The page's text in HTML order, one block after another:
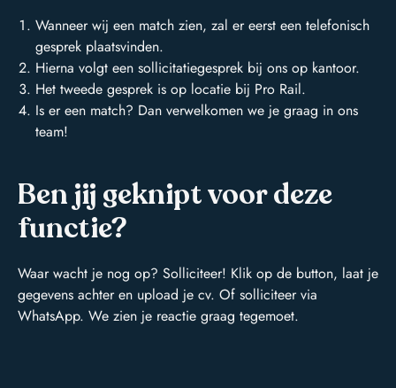
Wanneer wij een match zien, zal er eerst een telefonisch
gesprek plaatsvinden.
Hierna volgt een sollicitatiegesprek bij ons op kantoor.
Het tweede gesprek is op locatie bij Pro Rail.
Is er een match? Dan verwelkomen we je graag in ons
team!
Ben jij geknipt voor deze
functie?
Waar wacht je nog op? Solliciteer! Klik op de button, laat je
gegevens achter en upload je cv. Of solliciteer via
WhatsApp. We zien je reactie graag tegemoet.